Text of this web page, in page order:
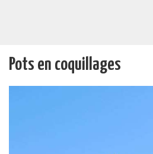
Pots en coquillages